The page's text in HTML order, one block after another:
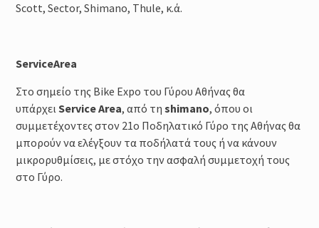
Scott, Sector, Shimano, Thule, κ.ά.
ServiceArea
Στο σημείο της Bike Expo του Γύρου Αθήνας θα
υπάρχειServiceArea, από τη shimano, όπου οι
συμμετέχοντες στον 21ο Ποδηλατικό Γύρο της Αθήνας θα
μπορούν να ελέγξουν τα ποδήλατά τους ή να κάνουν
μικρορυθμίσεις, με στόχο την ασφαλή συμμετοχή τους
στο Γύρο.